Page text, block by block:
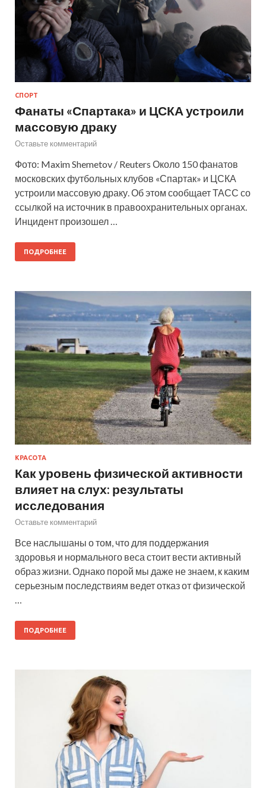
СПОРТ
Фанаты «Спартака» и ЦСКА устроили
массовую драку
Оставьте комментарий
Фото: Maxim Shemetov / Reuters Около 150 фанатов
московских футбольных клубов «Спартак» и ЦСКА
устроили массовую драку. Об этом сообщает ТАСС со
ссылкой на источник в правоохранительных органах.
Инцидент произошел …
ПОДРОБНЕЕ
КРАСОТА
Как уровень физической активности
влияет на слух: результаты
исследования
Оставьте комментарий
Все наслышаны о том, что для поддержания
здоровья и нормального веса стоит вести активный
образ жизни. Однако порой мы даже не знаем, к каким
серьезным последствиям ведет отказ от физической
ПОДРОБНЕЕ